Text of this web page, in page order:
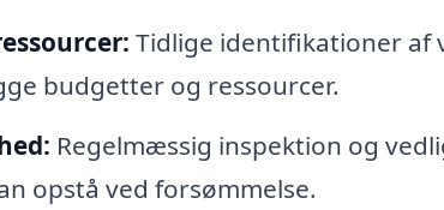
Tidlige identifikationer af
budgetter og ressourcer.
Regelmæssig inspektion og
opstå ved forsømmelse.